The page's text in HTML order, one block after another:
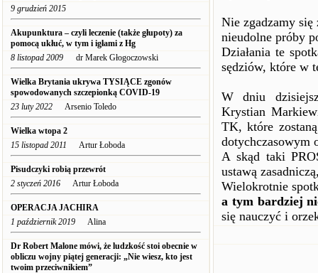
9 grudzień 2015
Akupunktura – czyli leczenie (także głupoty) za
pomocą ukłuć, w tym i igłami z Hg
8 listopad 2009 dr Marek Głogoczowski
Wielka Brytania ukrywa TYSIĄCE zgonów
spowodowanych szczepionką COVID-19
23 luty 2022 Arsenio Toledo
Wielka wtopa 2
15 listopad 2011 Artur Łoboda
Pisudczyki robią przewrót
2 styczeń 2016 Artur Łoboda
OPERACJA JACHIRA
1 październik 2019 Alina
Dr Robert Malone mówi, że ludzkość stoi obecnie w
obliczu wojny piątej generacji: „Nie wiesz, kto jest
twoim przeciwnikiem”
Nie zgadzamy
nieudolne próby
Działania te
sędziów, które w
W dniu
Krystian
TK, które
dotychczasowym
A skąd taki
ustawą
Wielokrotnie
a tym bardziej
się nauczyć i